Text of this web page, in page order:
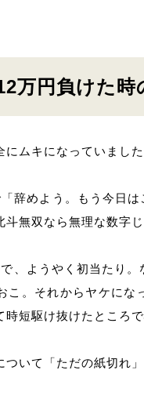
万円負けた時
ムキになっていました
辞めよう。もう今日
無双なら無理な数字
、ようやく初当たり
こ。それからヤケに
短駆け抜けたところ
ついて「ただの紙切れ